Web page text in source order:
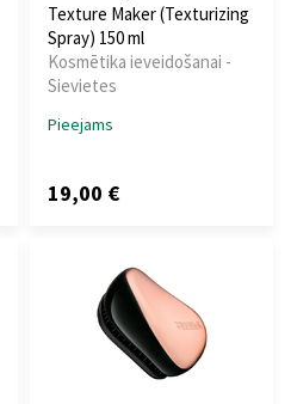
Texture Maker (Texturizing
Spray) 150 ml
Kosmētika ieveidošanai -
Sievietes
Pieejams
19,00 €